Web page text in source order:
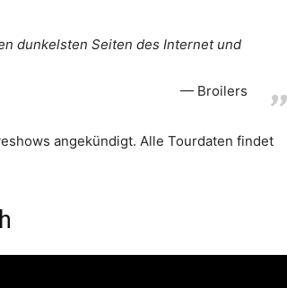
dunkelsten Seiten des Internet und
Broilers
angekündigt. Alle Tourdaten findet